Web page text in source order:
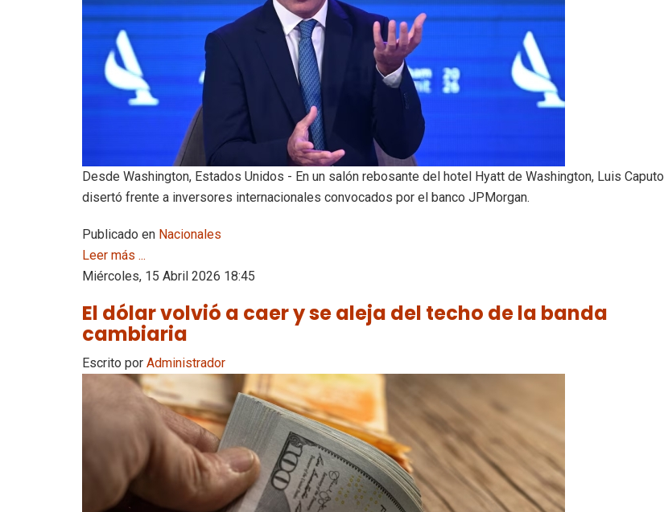
Desde Washington, Estados Unidos - En un salón rebosante del hotel Hyatt de Washington, Luis Caputo
disertó frente a inversores internacionales convocados por el banco JPMorgan.
Publicado en Nacionales
Leer más ...
Miércoles, 15 Abril 2026 18:45
El dólar volvió a caer y se aleja del techo de la banda
cambiaria
Escrito por Administrador